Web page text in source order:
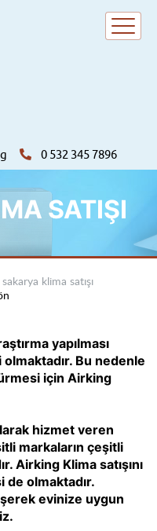
0 532 345 7896
SATIŞI
sakarya klima satışı
yapılması
Bu nedenle
için Airking
hizmet veren
markaların çeşitli
Airking Klima satışını
de olmaktadır.
evinize uygun